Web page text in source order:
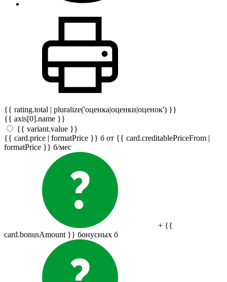
{{ rating.total | pluralize('оценка|оценки|оценок') }}
{{ axis[0].name }}
{{ variant.value }}
{{ card.price | formatPrice }} б от {{ card.creditablePriceFrom |
formatPrice }} б/мес
+ {{
card.bonusAmount }} бонусных б